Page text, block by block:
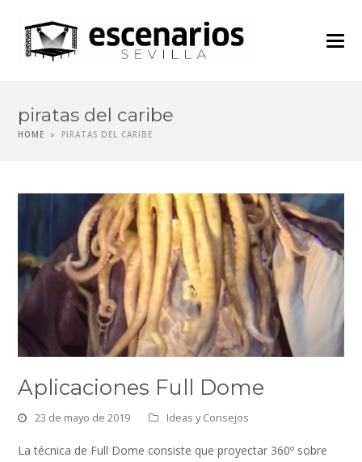
piratas del caribe
HOME » PIRATAS DEL CARIBE
Aplicaciones Full Dome
23 de mayo de 2019 Ideas y Consejos
La técnica de Full Dome consiste que proyectar 360º sobre